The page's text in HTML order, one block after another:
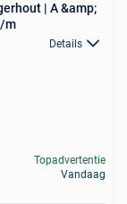
| A &amp;
m
Details
Topadvertentie
Vandaag